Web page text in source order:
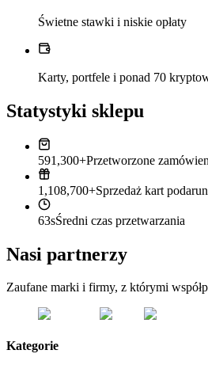
Świetne stawki i niskie opłaty
Karty, portfele i ponad 70
Statystyki sklepu
591,300+Przetworzone
1,108,700+Sprzedaż kart
63sŚredni czas przetwarzania
Nasi partnerzy
Zaufane marki i firmy, z którymi
Kategorie